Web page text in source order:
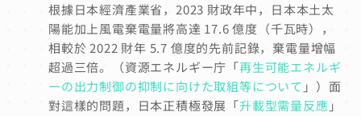
根據日本經濟產業省，2023 財政年中，日本本土太
陽能加上風電棄電量將高達 17.6 億度（千瓦時），
相較於 2022 財年 5.7 億度的先前記錄，棄電量增幅
超過三倍。（資源エネルギー庁「再生可能エネルギ
ーの出力制御の抑制に向けた取組等について 」） 面
對這樣的問題，日本正積極發展「升載型需量反應 」